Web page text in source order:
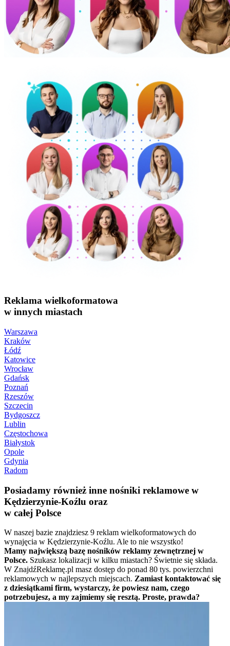
Reklama wielkoformatowa
w innych miastach
Warszawa
Kraków
Łódź
Katowice
Wrocław
Gdańsk
Poznań
Rzeszów
Szczecin
Bydgoszcz
Lublin
Częstochowa
Białystok
Opole
Gdynia
Radom
Posiadamy również inne nośniki reklamowe w
Kędzierzynie-Koźlu oraz
w całej Polsce
W naszej bazie znajdziesz 9 reklam wielkoformatowych do
wynajęcia w Kędzierzynie-Koźlu. Ale to nie wszystko!
Mamy największą bazę nośników reklamy zewnętrznej w
Polsce. Szukasz lokalizacji w kilku miastach? Świetnie się składa.
W ZnajdźReklamę.pl masz dostęp do ponad 80 tys. powierzchni
reklamowych w najlepszych miejscach. Zamiast kontaktować się
z dziesiątkami firm, wystarczy, że powiesz nam, czego
potrzebujesz, a my zajmiemy się resztą. Proste, prawda?